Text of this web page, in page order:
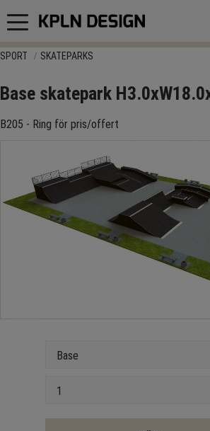
Meny
SPORT SKATEPARKS
Base skatepark
B205 - Ring för pris/offert